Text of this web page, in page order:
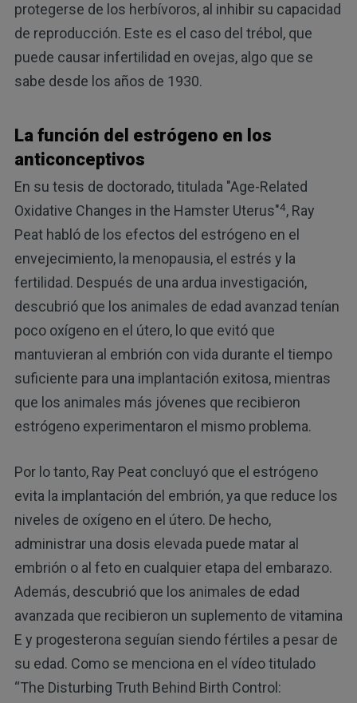
protegerse de los herbívoros, al inhibir su capacidad
de reproducción. Este es el caso del trébol, que
puede causar infertilidad en ovejas, algo que se
sabe desde los años de 1930.
La función del estrógeno en los
anticonceptivos
En su tesis de doctorado, titulada "Age-Related
Oxidative Changes in the Hamster Uterus"4, Ray
Peat habló de los efectos del estrógeno en el
envejecimiento, la menopausia, el estrés y la
fertilidad. Después de una ardua investigación,
descubrió que los animales de edad avanzad tenían
poco oxígeno en el útero, lo que evitó que
mantuvieran al embrión con vida durante el tiempo
suficiente para una implantación exitosa, mientras
que los animales más jóvenes que recibieron
estrógeno experimentaron el mismo problema.
Por lo tanto, Ray Peat concluyó que el estrógeno
evita la implantación del embrión, ya que reduce los
niveles de oxígeno en el útero. De hecho,
administrar una dosis elevada puede matar al
embrión o al feto en cualquier etapa del embarazo.
Además, descubrió que los animales de edad
avanzada que recibieron un suplemento de vitamina
E y progesterona seguían siendo fértiles a pesar de
su edad. Como se menciona en el vídeo titulado
“The Disturbing Truth Behind Birth Control: